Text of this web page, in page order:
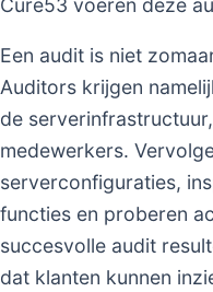
Cure53 voeren deze
Een audit is niet
Auditors krijgen
de
medewerkers.
serverconfiguraties,
functies en proberen
succesvolle audit
dat klanten kunnen